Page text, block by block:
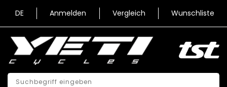
DE Anmelden Vergleich Wunschliste